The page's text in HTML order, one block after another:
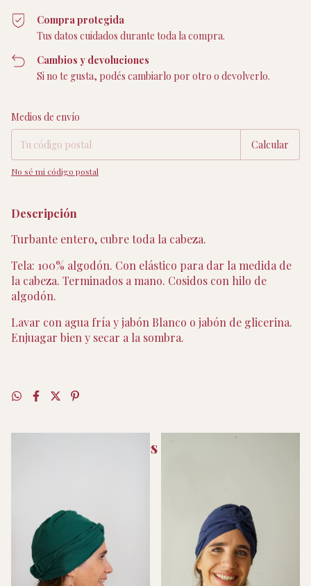
Compra protegida
Tus datos cuidados durante toda la compra.
Cambios y devoluciones
Si no te gusta, podés cambiarlo por otro o devolverlo.
Entregas para el CP:
Medios de envío
Calcular
No sé mi código postal
Descripción
Turbante entero, cubre toda la cabeza.
Tela: 100% algodón. Con elástico para dar la medida de
la cabeza. Terminados a mano. Cosidos con hilo de
algodón.
Lavar con agua fría y jabón Blanco o jabón de glicerina.
Enjuagar bien y secar a la sombra.
Productos similares